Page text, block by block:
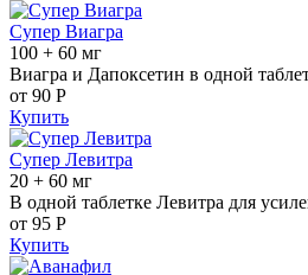
Супер Виагра
100 + 60 мг
Виагра и Дапоксетин в одной
от 90 Р
Купить
Супер Левитра
20 + 60 мг
В одной таблетке Левитра для
от 95 Р
Купить